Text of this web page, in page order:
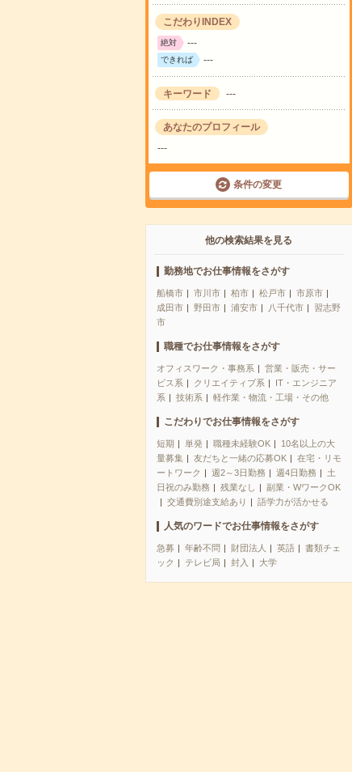
こだわりINDEX
絶対 ---
できれば ---
キーワード ---
あなたのプロフィール
---
条件の変更
他の検索結果を見る
勤務地でお仕事情報をさがす
船橋市 市川市 柏市 松戸市
市原市
成田市
野田市 浦安市 八千代市
習志野
市
職種でお仕事情報をさがす
オフィスワーク・事務系
営業・販売・サー
ビス系
クリエイティブ系
IT・エンジニア
系
技術系 軽作業・物流・工場・その他
こだわりでお仕事情報をさがす
短期 単発 職種未経験OK
10名以上の大
量募集
友だちと一緒の応募OK
在宅・リモ
ートワーク
週2～3日勤務 週4日勤務
土
日祝のみ勤務
残業なし
副業・WワークOK
交通費別途支給あり
語学力が活かせる
人気のワードでお仕事情報をさがす
急募 年齢不問 財団法人 英語
書類チェ
ック
テレビ局 封入 大学